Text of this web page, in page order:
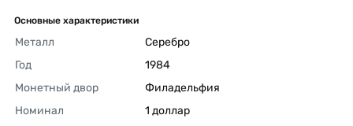
Основные характеристики
Металл
Серебро
Год
1984
Монетный двор
Филадельфия
Номинал
1 доллар